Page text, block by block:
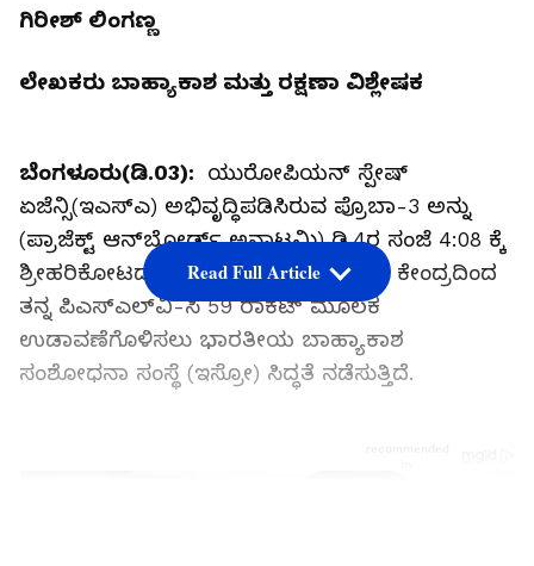
ಗಿರೀಶ್‌ ಲಿಂಗಣ್ಣ
ಲೇಖಕರು ಬಾಹ್ಯಾಕಾಶ ಮತ್ತು ರಕ್ಷಣಾ ವಿಶ್ಲೇಷಕ
ಬೆಂಗಳೂರು(ಡಿ.03):
ಯುರೋಪಿಯನ್ ಸ್ಪೇಷ್‌
ಏಜೆನ್ಸಿ(ಇಎಸ್‌ಎ) ಅಭಿವೃದ್ಧಿಪಡಿಸಿರುವ ಪ್ರೊಬಾ-3 ಅನ್ನು
(ಪ್ರಾಜೆಕ್ಟ್ ಆನ್‌ಬೋರ್ಡ್ ಅನಾಟಮಿ) ಡಿ.4ರ ಸಂಜೆ 4:08 ಕ್ಕೆ
ಶ್ರೀಹರಿಕೋಟದ ಸತೀಶ್ ಧವನ್‌ ಬಾಹ್ಯಾಕಾಶ ಕೇಂದ್ರದಿಂದ
ತನ್ನ ಪಿಎಸ್ಎಲ್‌ವಿ-ಸಿ 59 ರಾಕೆಟ್ ಮೂಲಕ
ಉಡಾವಣೆಗೊಳಿಸಲು ಭಾರತೀಯ ಬಾಹ್ಯಾಕಾಶ
ಸಂಶೋಧನಾ ಸಂಸ್ಥೆ (ಇಸ್ರೋ) ಸಿದ್ಧತೆ ನಡೆಸುತ್ತಿದೆ.
Read Full Article